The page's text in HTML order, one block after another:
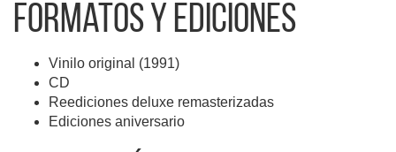
Formatos y ediciones
Vinilo original (1991)
CD
Reediciones deluxe remasterizadas
Ediciones aniversario